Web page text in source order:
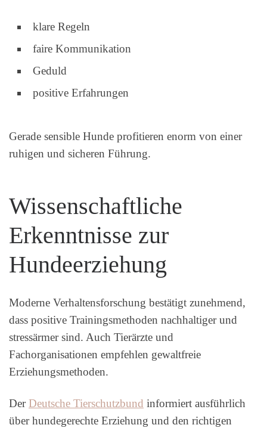
klare Regeln
faire Kommunikation
Geduld
positive Erfahrungen
Gerade sensible Hunde profitieren enorm von einer
ruhigen und sicheren Führung.
Wissenschaftliche
Erkenntnisse zur
Hundeerziehung
Moderne Verhaltensforschung bestätigt zunehmend,
dass positive Trainingsmethoden nachhaltiger und
stressärmer sind. Auch Tierärzte und
Fachorganisationen empfehlen gewaltfreie
Erziehungsmethoden.
DerDeutsche Tierschutzbund informiert ausführlich
über hundegerechte Erziehung und den richtigen